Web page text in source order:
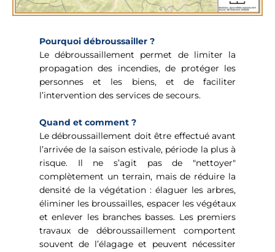
Pourquoi débroussailler ?
Le débroussaillement permet de limiter la
propagation des incendies, de protéger les
personnes et les biens, et de faciliter
l’intervention des services de secours.
Quand et comment ?
Le débroussaillement doit être effectué avant
l’arrivée de la saison estivale, période la plus à
risque. Il ne s’agit pas de "nettoyer"
complètement un terrain, mais de réduire la
densité de la végétation : élaguer les arbres,
éliminer les broussailles, espacer les végétaux
et enlever les branches basses. Les premiers
travaux de débroussaillement comportent
souvent de l’élagage et peuvent nécessiter